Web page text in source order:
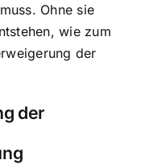
Ohne sie
wie zum
der
der